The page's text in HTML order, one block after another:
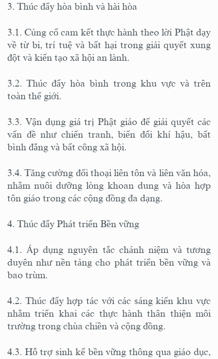
3. Thúc đẩy hòa bình và hài hòa
3.1. Củng cố cam kết thực hành theo lời Phật dạy
về từ bi, trí tuệ và bất hại trong giải quyết xung
đột và kiến tạo xã hội an lành.
3.2. Thúc đẩy hòa bình trong khu vực và trên
toàn thế giới.
3.3. Vận dụng giá trị Phật giáo để giải quyết các
vấn đề như chiến tranh, biến đổi khí hậu, bất
bình đẳng và bất công xã hội.
3.4. Tăng cường đối thoại liên tôn và liên văn hóa,
nhằm nuôi dưỡng lòng khoan dung và hòa hợp
tôn giáo trong các cộng đồng đa dạng.
4. Thúc đẩy Phát triển Bền vững
4.1. Áp dụng nguyên tắc chánh niệm và tương
duyên như nền tảng cho phát triển bền vững và
bao trùm.
4.2. Thúc đẩy hợp tác với các sáng kiến khu vực
nhằm triển khai các thực hành thân thiện môi
trường trong chùa chiền và cộng đồng.
4.3. Hỗ trợ sinh kế bền vững thông qua giáo dục,